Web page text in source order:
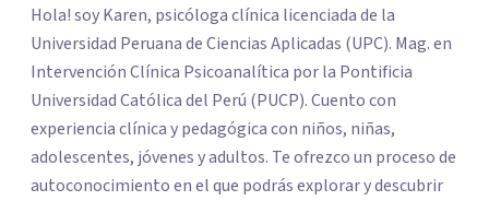
Hola! soy Karen, psicóloga clínica licenciada de la
Universidad Peruana de Ciencias Aplicadas (UPC). Mag. en
Intervención Clínica Psicoanalítica por la Pontificia
Universidad Católica del Perú (PUCP). Cuento con
experiencia clínica y pedagógica con niños, niñas,
adolescentes, jóvenes y adultos. Te ofrezco un proceso de
autoconocimiento en el que podrás explorar y descubrir